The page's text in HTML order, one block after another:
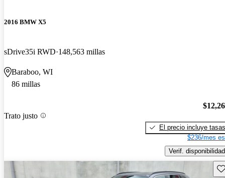
2016 BMW X5
sDrive35i RWD 148,563 millas
Baraboo, WI
86 millas
Trato justo
El precio incluye tasas
$236/mes
Verif. disponibilidad